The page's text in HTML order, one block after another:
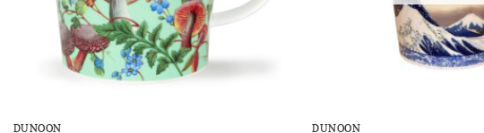
DUNOON DUNOON